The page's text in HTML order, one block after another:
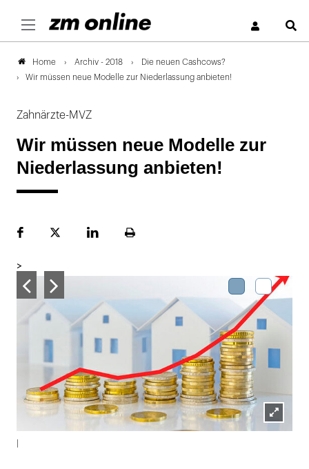
Home Archiv - 2018
Die neuen Cashcows?
Wir müssen neue Modelle zur Niederlassung anbieten!
Zahnärzte-MVZ
Wir müssen neue Modelle zur
Niederlassung anbieten!
FacebookPlattformLinekdInSeite
>
Lightbox